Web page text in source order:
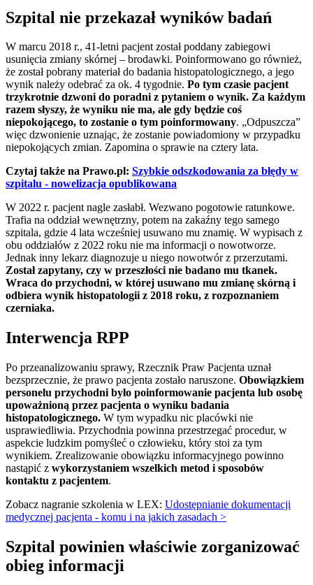
Szpital nie przekazał wyników badań
W marcu 2018 r., 41-letni pacjent został poddany zabiegowi
usunięcia zmiany skórnej – brodawki. Poinformowano go również,
że został pobrany materiał do badania histopatologicznego, a jego
wynik należy odebrać za ok. 4 tygodnie. Po tym czasie pacjent
trzykrotnie dzwoni do poradni z pytaniem o wynik. Za każdym
razem słyszy, że wyniku nie ma, ale gdy będzie coś
niepokojącego, to zostanie o tym poinformowany. „Odpuszcza”
więc dzwonienie uznając, że zostanie powiadomiony w przypadku
niepokojących zmian. Zapomina o sprawie na cztery lata.
Czytaj także na Prawo.pl: Szybkie odszkodowania za błędy w
szpitalu - nowelizacja opublikowana
W 2022 r. pacjent nagle zasłabł. Wezwano pogotowie ratunkowe.
Trafia na oddział wewnętrzny, potem na zakaźny tego samego
szpitala, gdzie 4 lata wcześniej usuwano mu znamię. W wypisach z
obu oddziałów z 2022 roku nie ma informacji o nowotworze.
Jednak inny lekarz diagnozuje u niego nowotwór z przerzutami.
Został zapytany, czy w przeszłości nie badano mu tkanek.
Wraca do przychodni, w której usuwano mu zmianę skórną i
odbiera wynik histopatologii z 2018 roku, z rozpoznaniem
czerniaka.
Interwencja RPP
Po przeanalizowaniu sprawy, Rzecznik Praw Pacjenta uznał
bezsprzecznie, że prawo pacjenta zostało naruszone. Obowiązkiem
personelu przychodni było poinformowanie pacjenta lub osobę
upoważnioną przez pacjenta o wyniku badania
histopatologicznego. W tym wypadku nic placówki nie
usprawiedliwia. Przychodnia powinna przestrzegać procedur, w
aspekcie ludzkim pomyśleć o człowieku, który stoi za tym
wynikiem. Zrealizowanie obowiązku informacyjnego powinno
nastąpić z wykorzystaniem wszelkich metod i sposobów
kontaktu z pacjentem.
Zobacz nagranie szkolenia w LEX: Udostępnianie dokumentacji
medycznej pacjenta - komu i na jakich zasadach >
Szpital powinien właściwie zorganizować
obieg informacji